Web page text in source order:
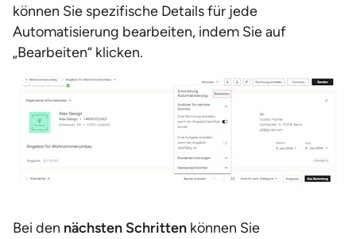
können Sie spezifische Details für jede
Automatisierung bearbeiten, indem Sie auf
„Bearbeiten“ klicken.
Bei den nächsten Schritten können Sie